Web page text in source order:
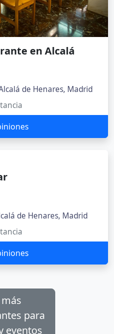
en Alcalá
de Henares, Madrid
de Henares, Madrid
para
eventos